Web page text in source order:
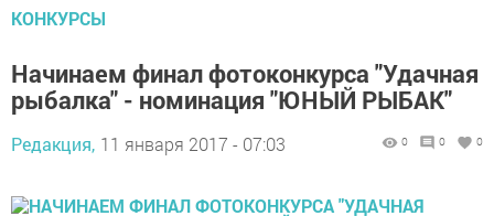
КОНКУРСЫ
Начинаем финал фотоконкурса "Удачная
рыбалка" - номинация "ЮНЫЙ РЫБАК"
Редакция, 11 января 2017 - 07:03 0 0 0